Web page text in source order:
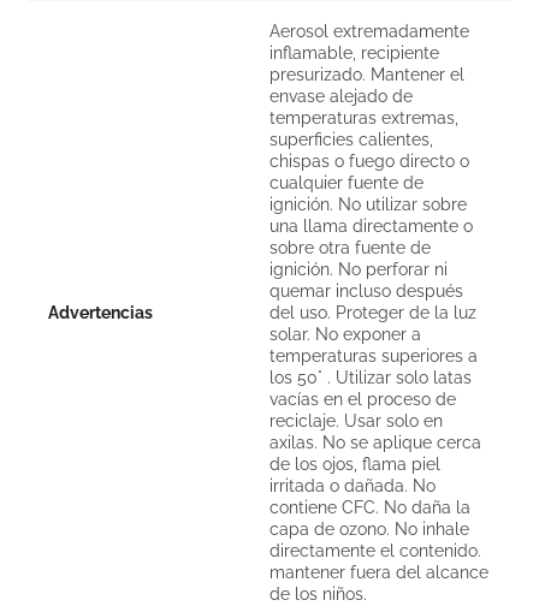
Advertencias
Aerosol extremadamente
inflamable, recipiente
presurizado. Mantener el
envase alejado de
temperaturas extremas,
superficies calientes,
chispas o fuego directo o
cualquier fuente de
ignición. No utilizar sobre
una llama directamente o
sobre otra fuente de
ignición. No perforar ni
quemar incluso después
del uso. Proteger de la luz
solar. No exponer a
temperaturas superiores a
los 50° . Utilizar solo latas
vacías en el proceso de
reciclaje. Usar solo en
axilas. No se aplique cerca
de los ojos, flama piel
irritada o dañada. No
contiene CFC. No daña la
capa de ozono. No inhale
directamente el contenido.
mantener fuera del alcance
de los niños.